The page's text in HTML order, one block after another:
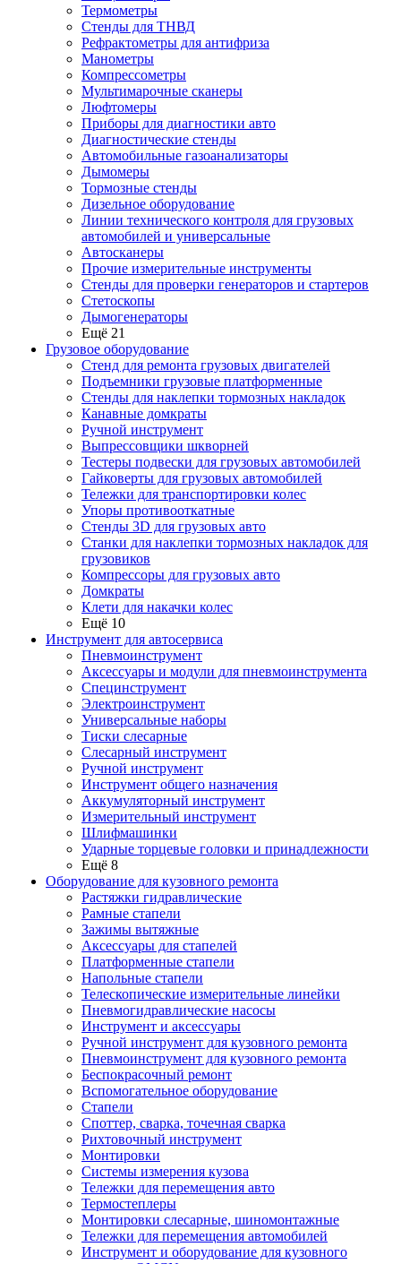
Термометры
Стенды для ТНВД
Рефрактометры для антифриза
Манометры
Компрессометры
Мультимарочные сканеры
Люфтомеры
Приборы для диагностики авто
Диагностические стенды
Автомобильные газоанализаторы
Дымомеры
Тормозные стенды
Дизельное оборудование
Линии технического контроля для грузовых
автомобилей и универсальные
Автосканеры
Прочие измерительные инструменты
Стенды для проверки генераторов и стартеров
Стетоскопы
Дымогенераторы
Ещё 21
Грузовое оборудование
Стенд для ремонта грузовых двигателей
Подъемники грузовые платформенные
Стенды для наклепки тормозных накладок
Канавные домкраты
Ручной инструмент
Выпрессовщики шкворней
Тестеры подвески для грузовых автомобилей
Гайковерты для грузовых автомобилей
Тележки для транспортировки колес
Упоры противооткатные
Стенды 3D для грузовых авто
Станки для наклепки тормозных накладок для
грузовиков
Компрессоры для грузовых авто
Домкраты
Клети для накачки колес
Ещё 10
Инструмент для автосервиса
Пневмоинструмент
Аксессуары и модули для пневмоинструмента
Специнструмент
Электроинструмент
Универсальные наборы
Тиски слесарные
Слесарный инструмент
Ручной инструмент
Инструмент общего назначения
Аккумуляторный инструмент
Измерительный инструмент
Шлифмашинки
Ударные торцевые головки и принадлежности
Ещё 8
Оборудование для кузовного ремонта
Растяжки гидравлические
Рамные стапели
Зажимы вытяжные
Аксессуары для стапелей
Платформенные стапели
Напольные стапели
Телескопические измерительные линейки
Пневмогидравлические насосы
Инструмент и аксессуары
Ручной инструмент для кузовного ремонта
Пневмоинструмент для кузовного ремонта
Беспокрасочный ремонт
Вспомогательное оборудование
Стапели
Споттер, сварка, точечная сварка
Рихтовочный инструмент
Монтировки
Системы измерения кузова
Тележки для перемещения авто
Термостеплеры
Монтировки слесарные, шиномонтажные
Тележки для перемещения автомобилей
Инструмент и оборудование для кузовного